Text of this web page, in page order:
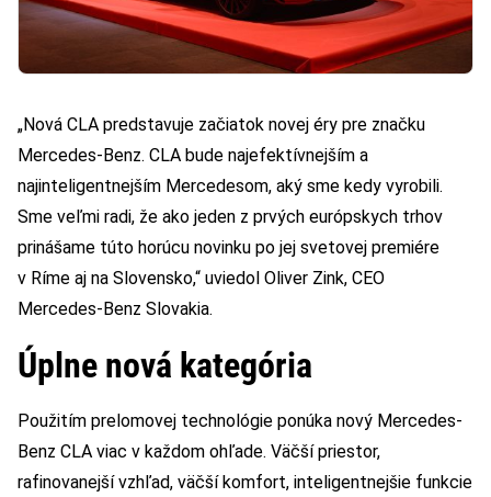
„Nová CLA predstavuje začiatok novej éry pre značku
Mercedes-Benz. CLA bude najefektívnejším a
najinteligentnejším Mercedesom, aký sme kedy vyrobili.
Sme veľmi radi, že ako jeden z prvých európskych trhov
prinášame túto horúcu novinku po jej svetovej premiére
v Ríme aj na Slovensko,“ uviedol Oliver Zink, CEO
Mercedes-Benz Slovakia.
Úplne nová kategória
Použitím prelomovej technológie ponúka nový Mercedes-
Benz CLA viac v každom ohľade. Väčší priestor,
rafinovanejší vzhľad, väčší komfort, inteligentnejšie funkcie